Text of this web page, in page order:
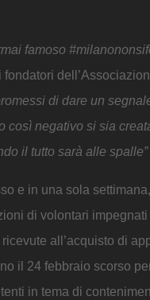
famoso
di dare un
così negativo si sia
il tutto sarà alle spalle”
e in una sola
di volontari
all’acquisto di
il 24 febbraio scorso
in tema di